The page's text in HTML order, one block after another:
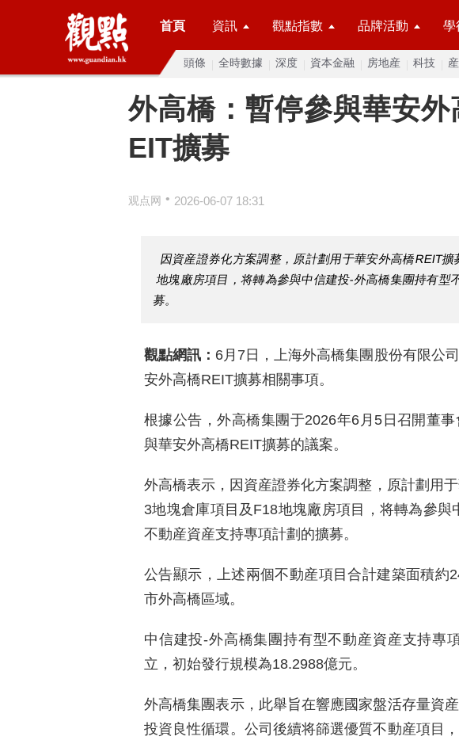
首頁 資訊 觀點指數 品牌活動 學
頭條 全時數據 深度 資本金融 房地産 科技
外高橋：暫停參與華安
EIT擴募
观点网 • 2026-06-07 18:31
因資産證券化方案調整，原計劃用于華安外高橋REIT
地塊廠房項目，将轉為參與中信建投-外高橋集團持有型
募。
觀點網訊： 6月7日，上海外高橋集團股份有限公
安外高橋REIT擴募相關事項。
根據公告，外高橋集團于2026年6月5日召開董
與華安外高橋REIT擴募的議案。
外高橋表示，因資産證券化方案調整，原計劃用
3地塊倉庫項目及F18地塊廠房項目，将轉為參與
不動産資産支持專項計劃的擴募。
公告顯示，上述兩個不動産項目合計建築面積約
市外高橋區域。
中信建投-外高橋集團持有型不動産資産支持專
立，初始發行規模為18.2988億元。
外高橋集團表示，此舉旨在響應國家盤活存量資
投資良性循環。公司後續将篩選優質不動産項目